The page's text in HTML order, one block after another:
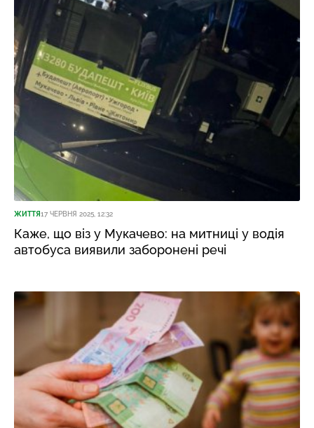
ЖИТТЯ17 ЧЕРВНЯ 2025, 12:32
Каже, що віз у Мукачево: на митниці у водія
автобуса виявили заборонені речі